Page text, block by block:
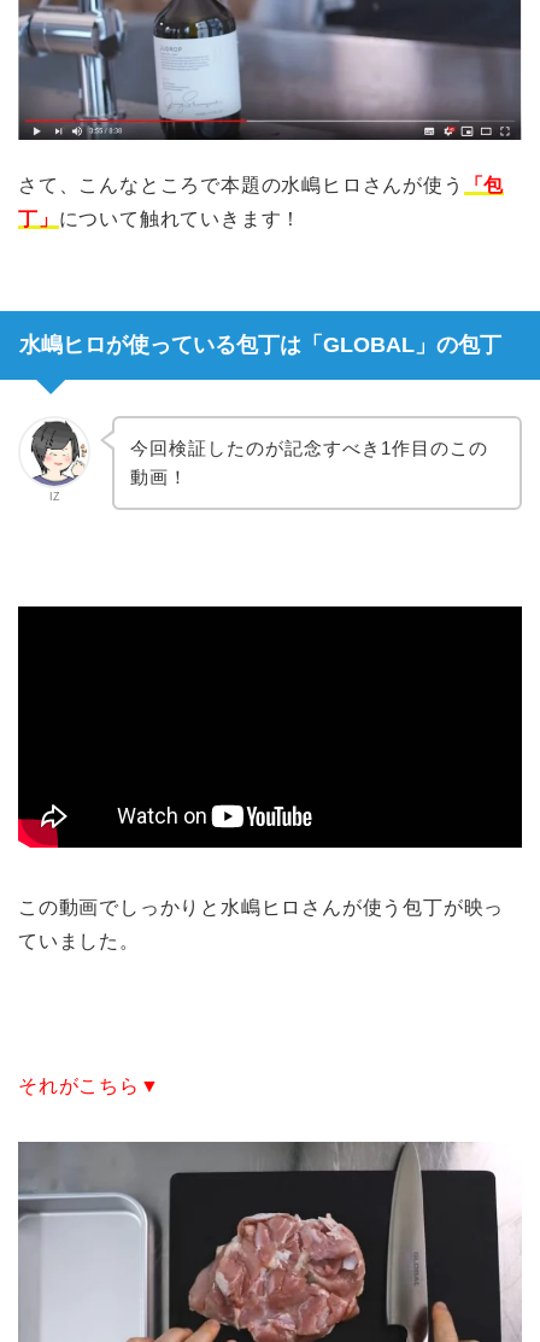
さて、こんなところで本題の水嶋ヒロさんが使う
「包
丁」 について触れていきます！
水嶋ヒロが使っている包丁は「GLOBAL」の包丁
IZ
今回検証したのが記念すべき1作目のこの
動画！
この動画でしっかりと水嶋ヒロさんが使う包丁が映っ
ていました。
それがこちら▼